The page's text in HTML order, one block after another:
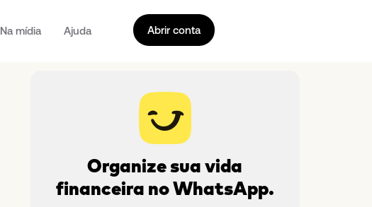
Na mídia Ajuda Abrir conta
Organize sua vida
financeira no WhatsApp.